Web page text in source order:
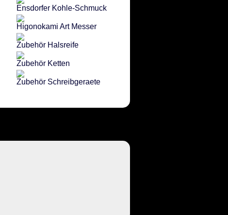
Ensdorfer Kohle-Schmuck
Higonokami Art Messer
Zubehör Halsreife
Zubehör Ketten
Zubehör Schreibgeraete